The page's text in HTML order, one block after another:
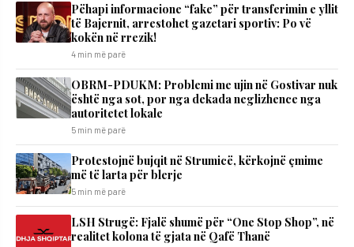
Pëhapi informacione “fake” për transferimin e yllit
të Bajernit, arrestohet gazetari sportiv: Po vë
kokën në rrezik!
4 min më parë
OBRM-PDUKM: Problemi me ujin në Gostivar nuk
është nga sot, por nga dekada neglizhence nga
autoritetet lokale
5 min më parë
Protestojnë bujqit në Strumicë, kërkojnë çmime
më të larta për blerje
5 min më parë
LSH Strugë: Fjalë shumë për “One Stop Shop”, në
realitet kolona të gjata në Qafë Thanë